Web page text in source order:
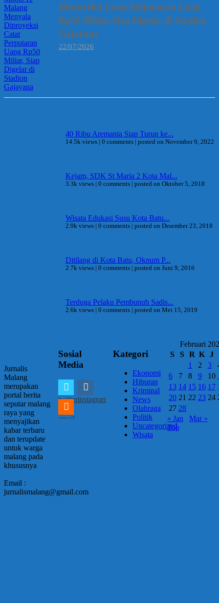
Diproyeksi Catat Perputaran Uang
Rp50 Miliar, Siap Digelar di Stadion
Gajayana
22/07/2026
40 Ribu Aremania Siap Turun ke...
14.5k views | 0 comments | posted on November 9, 2022
Kejam, SDK St Maria 2 Kota Mal...
3.3k views | 0 comments | posted on Oktober 5, 2018
Wisata Edukasi Susu Kota Batu...
2.9k views | 0 comments | posted on Desember 23, 2018
Ditilang di Kota Batu, Oknum P...
2.7k views | 0 comments | posted on Juni 9, 2016
Terduga Pelaku Pembunuh Sadis...
2.6k views | 0 comments | posted on Mei 15, 2019
Jurnalis
Malang
merupakan
portal berita
seputar malang
raya yang
menyajikan
kabar terbaru
dan terupdate
untuk warga
malang pada
khususnya
Email :
jurnalismalang@gmail.com
Sosial
Media
twitterinstagram
email
Kategori
Ekonomi
Hiburan
Kriminal
News
Olahraga
Politik
Uncategorized
Wisata
Februari
S
S R K
J
1
2 3
6
7 8 9 10
13 14 15 16 17
20 21 22 23 24
27 28
« Jan
Mar »
Top